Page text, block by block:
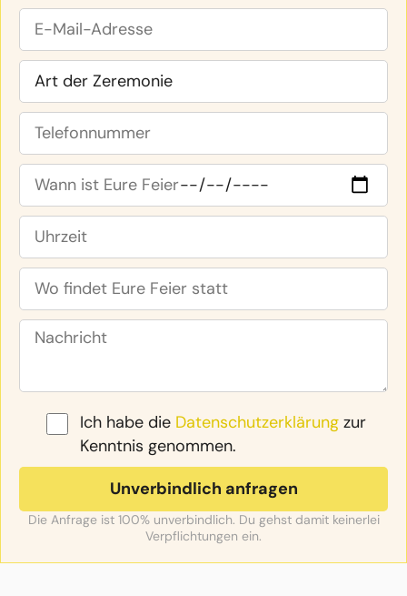
Ich habe die Datenschutzerklärung zur
Kenntnis genommen.
Die Anfrage ist 100% unverbindlich. Du gehst damit keinerlei
Verpflichtungen ein.